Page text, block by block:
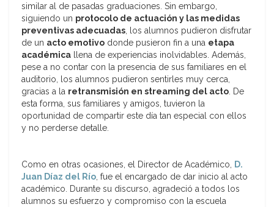
similar al de pasadas graduaciones. Sin embargo,
siguiendo un protocolo de actuación y las medidas
preventivas adecuadas, los alumnos pudieron disfrutar
de un acto emotivo donde pusieron fin a una etapa
académica llena de experiencias inolvidables. Además,
pese a no contar con la presencia de sus familiares en el
auditorio, los alumnos pudieron sentirles muy cerca,
gracias a la retransmisión en streaming del acto. De
esta forma, sus familiares y amigos, tuvieron la
oportunidad de compartir este día tan especial con ellos
y no perderse detalle.
Como en otras ocasiones, el Director de Académico, D.
Juan Díaz del Río, fue el encargado de dar inicio al acto
académico. Durante su discurso, agradeció a todos los
alumnos su esfuerzo y compromiso con la escuela